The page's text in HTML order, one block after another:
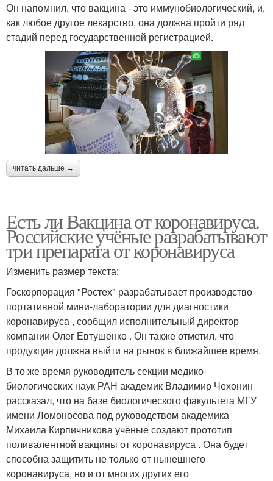
Он напомнил, что вакцина - это иммунобиологический, и,
как любое другое лекарство, она должна пройти ряд
стадий перед государственной регистрацией.
читать дальше →
Есть ли Вакцина от коронавируса.
Российские учёные разрабатывают
три препарата от коронавируса
Изменить размер текста:
Госкорпорация "Ростех" разрабатывает производство
портативной мини-лаборатории для диагностики
коронавируса , сообщил исполнительный директор
компании Олег Евтушенко . Он также отметил, что
продукция должна выйти на рынок в ближайшее время.
В то же время руководитель секции медико-
биологических наук РАН академик Владимир Чехонин
рассказал, что на базе биологического факультета МГУ
имени Ломоносова под руководством академика
Михаила Кирпичникова учёные создают прототип
поливалентной вакцины от коронавируса . Она будет
способна защитить не только от нынешнего
коронавируса, но и от многих других его